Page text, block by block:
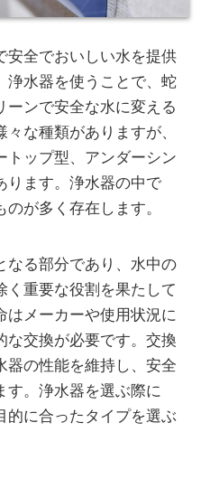
安全でおいしい水を提供
浄水器を使うことで、蛇
ーンで安全な水に変える
な種類がありますが、
トップ型、アンダーシン
ります。浄水器の中で
が多く存在します。
なる部分であり、水中の
く重要な役割を果たして
はメーカーや使用状況に
な交換が必要です。交換
器の性能を維持し、安全
す。浄水器を選ぶ際に
的に合ったタイプを選ぶ